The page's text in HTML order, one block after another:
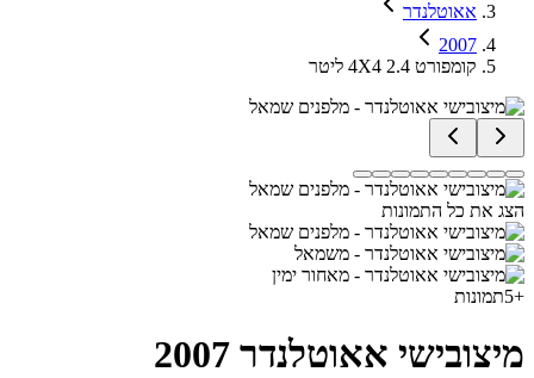
אאוטלנדר
2007
קומפורט 4X4 2.4 ליטר
הצג את כל התמונות
+
5תמונות
מיצובישי אאוטלנדר 2007